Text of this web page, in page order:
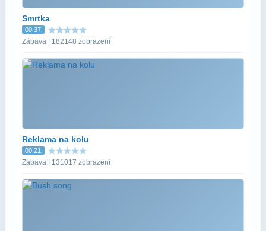
Smrtka
00:37
Zábava | 182148 zobrazení
Reklama na kolu
00:21
Zábava | 131017 zobrazení